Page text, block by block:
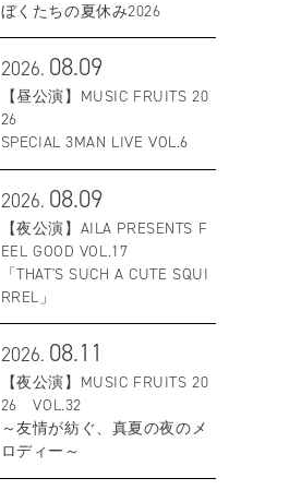
ぼくたちの夏休み2026
2026. 08.09
【昼公演】MUSIC FRUITS 20
26
SPECIAL 3MAN LIVE VOL.6
2026. 08.09
【夜公演】AILA PRESENTS F
EEL GOOD VOL.17
「THAT'S SUCH A CUTE SQUI
RREL」
2026. 08.11
【夜公演】MUSIC FRUITS 20
26 VOL.32
～友情が紡ぐ、真夏の夜のメ
ロディー～